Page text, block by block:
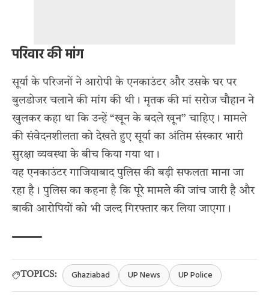
परिवार की मांग
सूर्या के परिजनों ने आरोपी के एनकाउंटर और उसके घर पर
बुलडोजर चलाने की मांग की थी। मृतक की मां सरोज चौहान ने
खुलकर कहा था कि उन्हें “खून के बदले खून” चाहिए। मामले
की संवेदनशीलता को देखते हुए सूर्या का अंतिम संस्कार भारी
सुरक्षा व्यवस्था के बीच किया गया था।
यह एनकाउंटर गाजियाबाद पुलिस की बड़ी सफलता माना जा
रहा है। पुलिस का कहना है कि पूरे मामले की जांच जारी है और
बाकी आरोपियों को भी जल्द गिरफ्तार कर लिया जाएगा।
TOPICS: Ghaziabad UP News UP Police